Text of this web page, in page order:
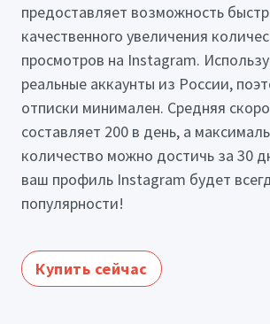
предоставляет возможность
качественного увеличения
просмотров на Instagram.
реальные аккаунты из России,
отписки минимален. Средняя
составляет 200 в день, а
количество можно достичь за 30
ваш профиль Instagram будет
популярности!
Купить сейчас